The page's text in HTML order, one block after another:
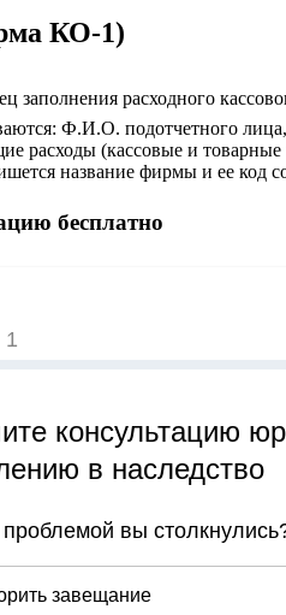
КО-1)
заполнения расходного
Ф.И.О. подотчетного
расходы (кассовые и
название фирмы и ее код
бесплатно